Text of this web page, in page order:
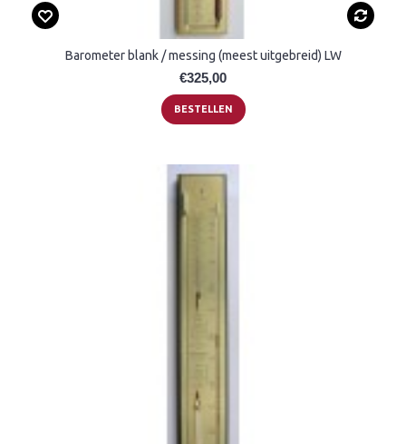
Barometer blank / messing (meest uitgebreid) LW
€325,00
BESTELLEN